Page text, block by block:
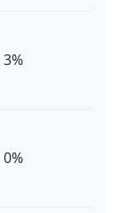
3%
0%